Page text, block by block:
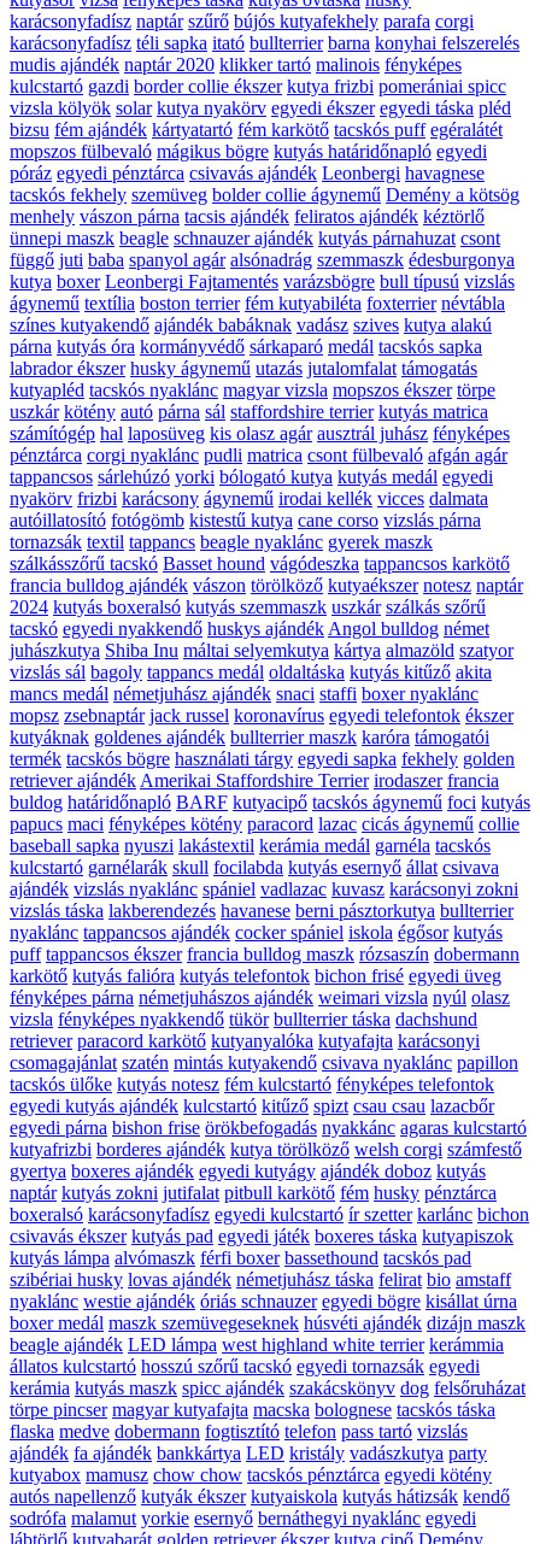
karácsonyfadísz naptár szűrő bújós kutyafekhely parafa corgi
karácsonyfadísz téli sapka itató bullterrier barna konyhai felszerelés
mudis ajándék naptár 2020 klikker tartó malinois fényképes
kulcstartó gazdi border collie ékszer kutya frizbi pomerániai spicc
vizsla kölyök solar kutya nyakörv egyedi ékszer egyedi táska pléd
bizsu fém ajándék kártyatartó fém karkötő tacskós puff egéralátét
mopszos fülbevaló mágikus bögre kutyás határidőnapló egyedi
póráz egyedi pénztárca csivavás ajándék Leonbergi havagnese
tacskós fekhely szemüveg bolder collie ágynemű Demény a kötsög
menhely vászon párna tacsis ajándék feliratos ajándék kéztörlő
ünnepi maszk beagle schnauzer ajándék kutyás párnahuzat csont
függő juti baba spanyol agár alsónadrág szemmaszk édesburgonya
kutya boxer Leonbergi Fajtamentés varázsbögre bull típusú vizslás
ágynemű textília boston terrier fém kutyabiléta foxterrier névtábla
színes kutyakendő ajándék babáknak vadász szives kutya alakú
párna kutyás óra kormányvédő sárkaparó medál tacskós sapka
labrador ékszer husky ágynemű utazás jutalomfalat támogatás
kutyapléd tacskós nyaklánc magyar vizsla mopszos ékszer törpe
uszkár kötény autó párna sál staffordshire terrier kutyás matrica
számítógép hal laposüveg kis olasz agár ausztrál juhász fényképes
pénztárca corgi nyaklánc pudli matrica csont fülbevaló afgán agár
tappancsos sárlehúzó yorki bólogató kutya kutyás medál egyedi
nyakörv frizbi karácsony ágynemű irodai kellék vicces dalmata
autóillatosító fotógömb kistestű kutya cane corso vizslás párna
tornazsák textil tappancs beagle nyaklánc gyerek maszk
szálkásszőrű tacskó Basset hound vágódeszka tappancsos karkötő
francia bulldog ajándék vászon törölköző kutyaékszer notesz naptár
2024 kutyás boxeralsó kutyás szemmaszk uszkár szálkás szőrű
tacskó egyedi nyakkendő huskys ajándék Angol bulldog német
juhászkutya Shiba Inu máltai selyemkutya kártya almazöld szatyor
vizslás sál bagoly tappancs medál oldaltáska kutyás kitűző akita
mancs medál németjuhász ajándék snaci staffi boxer nyaklánc
mopsz zsebnaptár jack russel koronavírus egyedi telefontok ékszer
kutyáknak goldenes ajándék bullterrier maszk karóra támogatói
termék tacskós bögre használati tárgy egyedi sapka fekhely golden
retriever ajándék Amerikai Staffordshire Terrier irodaszer francia
buldog határidőnapló BARF kutyacipő tacskós ágynemű foci kutyás
papucs maci fényképes kötény paracord lazac cicás ágynemű collie
baseball sapka nyuszi lakástextil kerámia medál garnéla tacskós
kulcstartó garnélarák skull focilabda kutyás esernyő állat csivava
ajándék vizslás nyaklánc spániel vadlazac kuvasz karácsonyi zokni
vizslás táska lakberendezés havanese berni pásztorkutya bullterrier
nyaklánc tappancsos ajándék cocker spániel iskola égősor kutyás
puff tappancsos ékszer francia bulldog maszk rózsaszín dobermann
karkötő kutyás falióra kutyás telefontok bichon frisé egyedi üveg
fényképes párna németjuhászos ajándék weimari vizsla nyúl olasz
vizsla fényképes nyakkendő tükör bullterrier táska dachshund
retriever paracord karkötő kutyanyalóka kutyafajta karácsonyi
csomagajánlat szatén mintás kutyakendő csivava nyaklánc papillon
tacskós ülőke kutyás notesz fém kulcstartó fényképes telefontok
egyedi kutyás ajándék kulcstartó kitűző spizt csau csau lazacbőr
egyedi párna bishon frise örökbefogadás nyakkánc agaras kulcstartó
kutyafrizbi borderes ajándék kutya törölköző welsh corgi számfestő
gyertya boxeres ajándék egyedi kutyágy ajándék doboz kutyás
naptár kutyás zokni jutifalat pitbull karkötő fém husky pénztárca
boxeralsó karácsonyfadísz egyedi kulcstartó ír szetter karlánc bichon
csivavás ékszer kutyás pad egyedi játék boxeres táska kutyapiszok
kutyás lámpa alvómaszk férfi boxer bassethound tacskós pad
szibériai husky lovas ajándék németjuhász táska felirat bio amstaff
nyaklánc westie ajándék óriás schnauzer egyedi bögre kisállat úrna
boxer medál maszk szemüvegeseknek húsvéti ajándék dizájn maszk
beagle ajándék LED lámpa west highland white terrier kerámmia
állatos kulcstartó hosszú szőrű tacskó egyedi tornazsák egyedi
kerámia kutyás maszk spicc ajándék szakácskönyv dog felsőruházat
törpe pincser magyar kutyafajta macska bolognese tacskós táska
flaska medve dobermann fogtisztító telefon pass tartó vizslás
ajándék fa ajándék bankkártya LED kristály vadászkutya party
kutyabox mamusz chow chow tacskós pénztárca egyedi kötény
autós napellenző kutyák ékszer kutyaiskola kutyás hátizsák kendő
sodrófa malamut yorkie esernyő bernáthegyi nyaklánc egyedi